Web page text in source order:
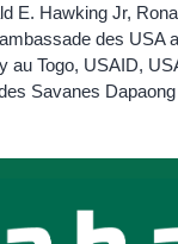
E. Hawking Jr,
des USA
au Togo, USAID,
Savanes Dapaong